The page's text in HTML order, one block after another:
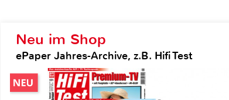
Neu im Shop
ePaper Jahres-Archive, z.B. Hifi Test